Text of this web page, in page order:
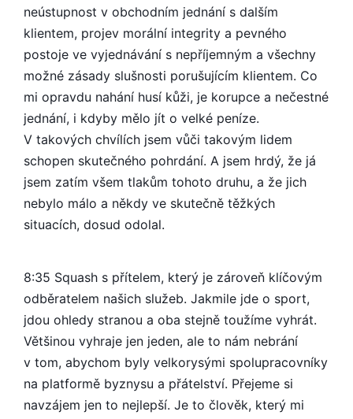
neústupnost v obchodním jednání s dalším
klientem, projev morální integrity a pevného
postoje ve vyjednávání s nepříjemným a všechny
možné zásady slušnosti porušujícím klientem. Co
mi opravdu nahání husí kůži, je korupce a nečestné
jednání, i kdyby mělo jít o velké peníze.
V takových chvílích jsem vůči takovým lidem
schopen skutečného pohrdání. A jsem hrdý, že já
jsem zatím všem tlakům tohoto druhu, a že jich
nebylo málo a někdy ve skutečně těžkých
situacích, dosud odolal.
8:35 Squash s přítelem, který je zároveň klíčovým
odběratelem našich služeb. Jakmile jde o sport,
jdou ohledy stranou a oba stejně toužíme vyhrát.
Většinou vyhraje jen jeden, ale to nám nebrání
v tom, abychom byly velkorysými spolupracovníky
na platformě byznysu a přátelství. Přejeme si
navzájem jen to nejlepší. Je to člověk, který mi